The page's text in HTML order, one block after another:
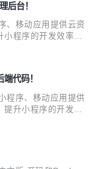
存在, 下载即用。
口、管理后台、自
的编程模式，通过
后台！
、移动应用提供云资
小程序的开发效率。
。虽然 PHP 是最
一切，NodeJS 也
1.1beta 版 增加卡
增加 Card.add 和 C
代码！
程序、移动应用提供
升小程序的开发效
功能。虽然 PHP
搞定一切，NodeJS
1.0 版, 几乎涵盖小